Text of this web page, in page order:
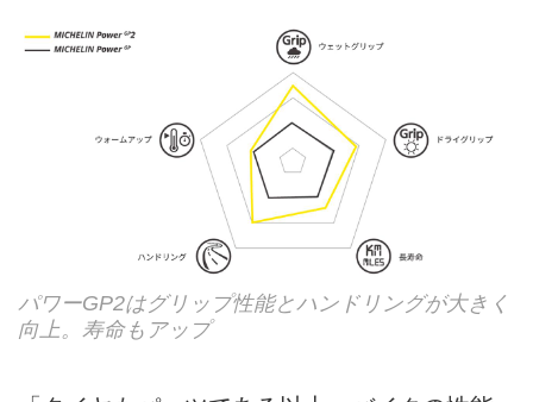
パワーGP2はグリップ性能とハンドリングが大きく
向上。寿命もアップ